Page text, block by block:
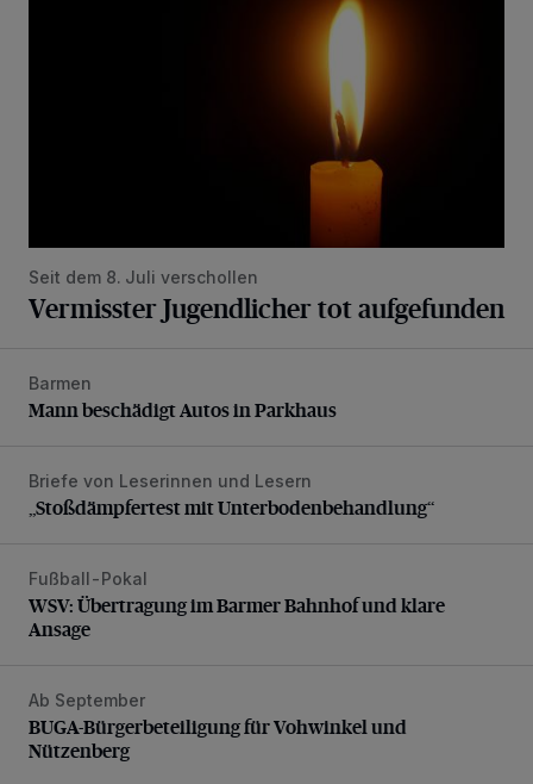
Seit dem 8. Juli verschollen
Vermisster Jugendlicher tot aufgefunden
Mann beschädigt Autos in Parkhaus
Barmen
Mann beschädigt Autos in Parkhaus
„Stoßdämpfertest mit Unterbodenbehandlung“
Briefe von Leserinnen und Lesern
„Stoßdämpfertest mit Unterbodenbehandlung“
WSV: Übertragung im Barmer Bahnhof und klare Ansage
Fußball-Pokal
WSV: Übertragung im Barmer Bahnhof und klare
Ansage
BUGA-Bürgerbeteiligung für Vohwinkel und Nützenberg
Ab September
BUGA-Bürgerbeteiligung für Vohwinkel und
Nützenberg